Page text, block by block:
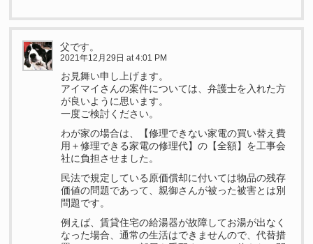
父です。
2021年12月29日 at 4:01 PM
お見舞い申し上げます。
アイマイさんの案件については、弁護士を入れた方
が良いように思います。
一度ご検討ください。
わが家の場合は、【修理できない家電の買い替え費
用＋修理できる家電の修理代】の【全額】を工事会
社に負担させました。
民法で規定している原価償却に付いては物品の残存
価値の問題であって、親御さんが被った被害とは別
問題です。
例えば、賃貸住宅の給湯器が故障してお湯が出なく
なった場合、通常の生活はできませんので、代替措